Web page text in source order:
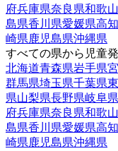
府兵庫県奈良県和歌
島県香川県愛媛県高
崎県鹿児島県沖縄県
すべての県から児童
北海道青森県岩手県
群馬県埼玉県千葉県
県山梨県長野県岐阜県
府兵庫県奈良県和歌
島県香川県愛媛県高
崎県鹿児島県沖縄県